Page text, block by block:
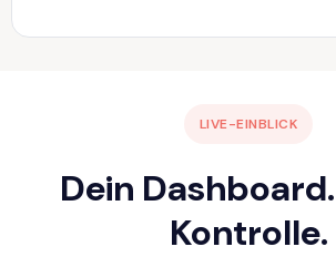
LIVE-EINBLICK
Dein
Kontrolle.